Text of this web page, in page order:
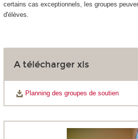
certains cas exceptionnels, les groupes
d'élèves.
A télécharger xls
Planning des groupes de soutien